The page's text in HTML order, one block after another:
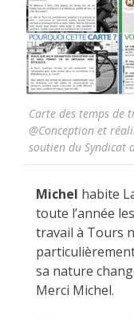
Carte des temps de
@Conception et
soutien du Syndicat
Michel habite
toute l’année
travail à Tours
sa nature
Merci Michel.